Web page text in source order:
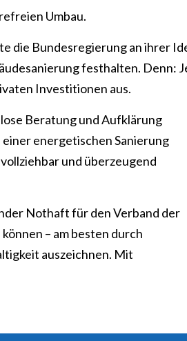
Umbau.
die Bundesregierung an ihrer
festhalten. Denn:
Investitionen aus.
Beratung und Aufklärung
energetischen Sanierung
und überzeugend
Nothaft für den Verband der
– am besten durch
auszeichnen. Mit